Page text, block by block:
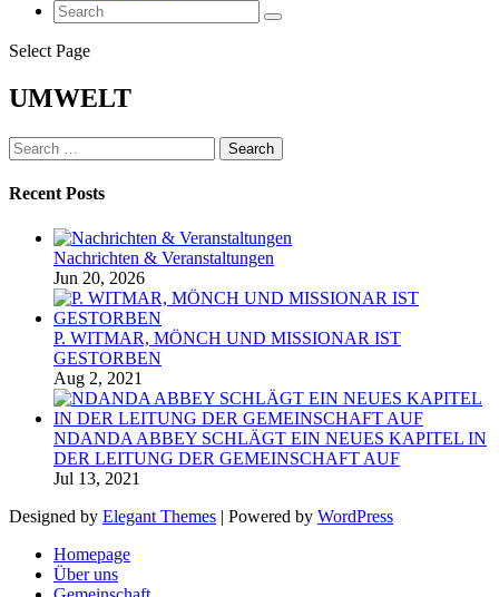
Select Page
UMWELT
Search
for:
Recent Posts
Nachrichten & Veranstaltungen
Jun 20, 2026
P. WITMAR, MÖNCH UND MISSIONAR IST
GESTORBEN
Aug 2, 2021
NDANDA ABBEY SCHLÄGT EIN NEUES KAPITEL IN
DER LEITUNG DER GEMEINSCHAFT AUF
Jul 13, 2021
Designed by Elegant Themes | Powered by WordPress
Homepage
Über uns